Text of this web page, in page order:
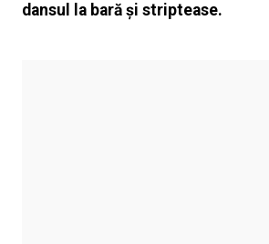
dansul la bară și striptease.